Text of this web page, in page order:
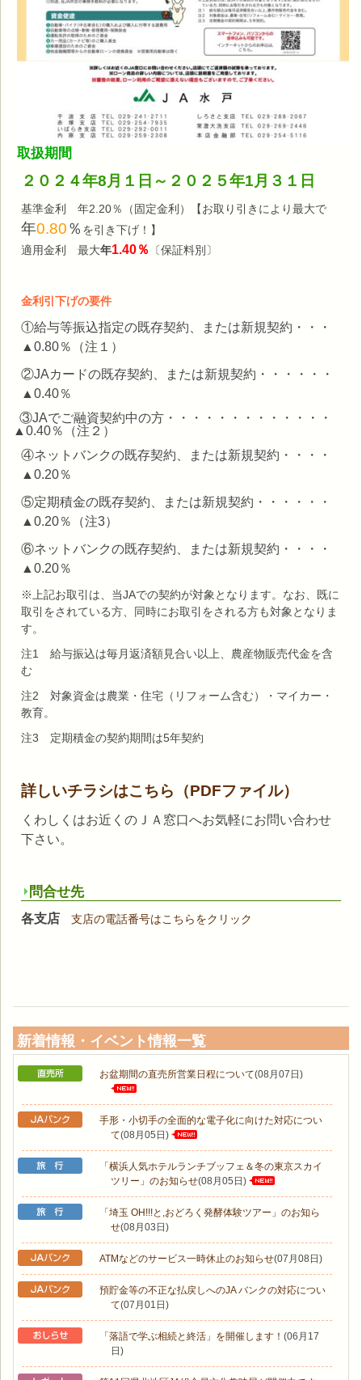
取扱期間
２０２４年8月１日～２０２５年1月３１日
基準金利 年2.20％（固定金利） 【お取り引きにより最大で
年0.80％ を引き下げ！】
適用金利 最大年1.40％ 〔保証料別〕
金利引下げの要件
①給与等振込指定の既存契約、または新規契約・・・
▲0.80％（注１）
②JAカードの既存契約、または新規契約・・・・・・
▲0.40％
③JAでご融資契約中の方・・・・・・・・・・・・・
▲0.40％（注２）
④ネットバンクの既存契約、または新規契約・・・・
▲0.20％
⑤定期積金の既存契約、または新規契約・・・・・・
▲0.20％（注3）
⑥ネットバンクの既存契約、または新規契約・・・・
▲0.20％
※上記お取引は、当JAでの契約が対象となります。なお、既に
取引をされている方、同時にお取引をされる方も対象となりま
す。
注1 給与振込は毎月返済額見合い以上、農産物販売代金を含
む
注2 対象資金は農業・住宅（リフォーム含む）・マイカー・
教育。
注3 定期積金の契約期間は5年契約
詳しいチラシはこちら（PDFファイル）
くわしくはお近くのＪＡ窓口へお気軽にお問い合わせ
下さい。
問合せ先
各支店 支店の電話番号はこちらをクリック
新着情報・イベント情報一覧
お盆期間の直売所営業日程について(08月07日)
手形・小切手の全面的な電子化に向けた対応につい
て(08月05日)
「横浜人気ホテルランチブッフェ＆冬の東京スカイ
ツリー」のお知らせ(08月05日)
「埼玉 OH!!!と,おどろく発酵体験ツアー」のお知ら
せ(08月03日)
ATMなどのサービス一時休止のお知らせ(07月08日)
預貯金等の不正な払戻しへのJA バンクの対応につい
て(07月01日)
「落語で学ぶ相続と終活」を開催します！ (06月17
日)